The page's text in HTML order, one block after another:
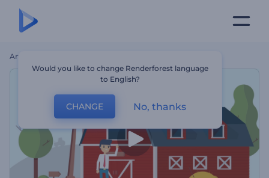
Ana Sayfa
Would you like to change Renderforest language
to English?
CHANGE No, thanks